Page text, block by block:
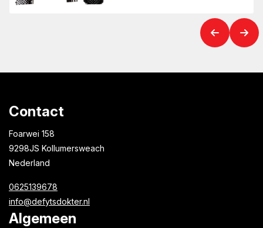
Contact
Foarwei 158
9298JS Kollumersweach
Nederland
0625139678
info@defytsdokter.nl
Algemeen